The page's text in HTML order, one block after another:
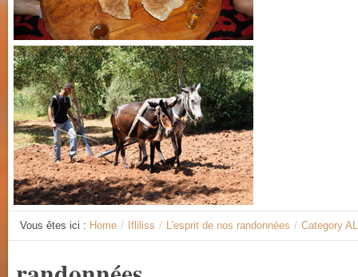
Vous êtes ici : Home / Ifliliss / L'esprit de nos randonnées / Category